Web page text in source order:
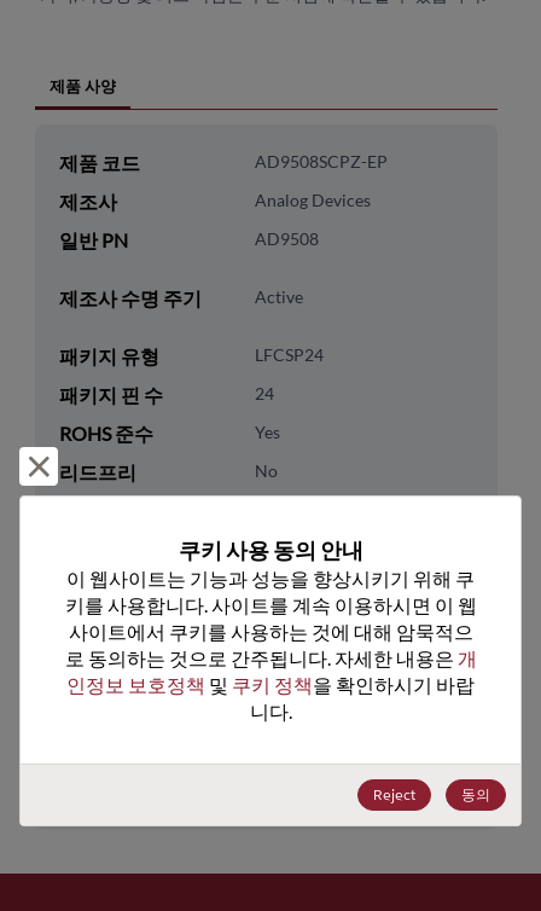
제품 사양
제품 코드 AD9508SCPZ-EP
제조사 Analog Devices
일반 PN AD9508
제조사 수명 주기 Active
패키지 유형 LFCSP24
패키지 핀 수 24
ROHS 준수 Yes
리드프리 No
490
기술 카테고리 Analog & Mixed Signal
기술 하위 카테고리 Timing
기술 그룹 Clock Buffers & Drivers
거부 및 닫기
쿠키 사용 동의 안내
이 웹사이트는 기능과 성능을 향상시키기 위해 쿠
키를 사용합니다. 사이트를 계속 이용하시면 이 웹
사이트에서 쿠키를 사용하는 것에 대해 암묵적으
로 동의하는 것으로 간주됩니다. 자세한 내용은 개
인정보 보호정책 및 쿠키 정책을 확인하시기 바랍
니다.
Reject 동의